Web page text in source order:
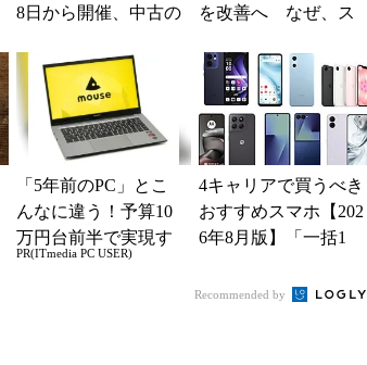
8日から開催、中古の
得に
を改善へ なぜ、ス
の最短1分購入」を実
現？
「5年前のPC」とこ
んなに違う！予算10
万円台前半で実現す
る快適PCライフ
PR(ITmedia PC USER)
4キャリアで買うべき
おすすめスマホ【202
6年8月版】「一括1
得なiPhone／...
Recommended by